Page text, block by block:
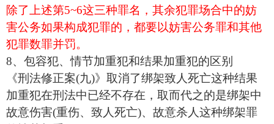
除了上述第5~6这三种罪名，其余犯罪场合中的妨
害公务如果构成犯罪的，都要以妨害公务罪和其他
犯罪数罪并罚。
8、包容犯、情节加重犯和结果加重犯的区别
《刑法修正案(九)》取消了绑架致人死亡这种结果
加重犯在刑法中已经不存在，取而代之的是绑架中
故意伤害(重伤、致人死亡)、故意杀人这种绑架罪